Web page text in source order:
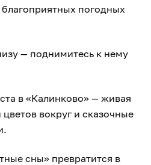
погодных
— поднимитесь к нему
в «Калинково» — живая
вокруг и сказочные
сны» превратится в